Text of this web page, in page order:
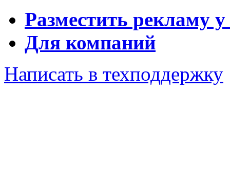
Разместить рекламу у
Для компаний
Написать в техподдержку